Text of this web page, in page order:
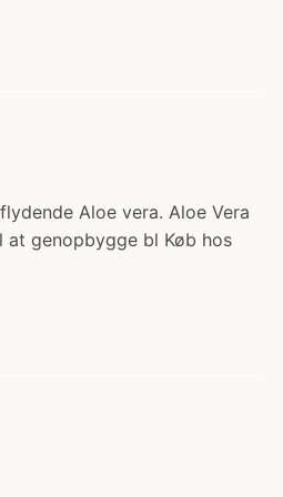
Aloe vera. Aloe Vera
genopbygge bl Køb hos